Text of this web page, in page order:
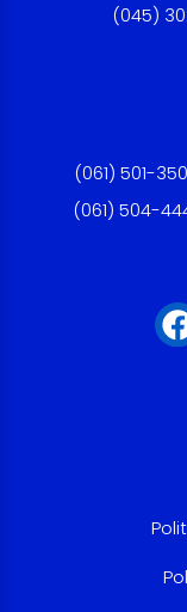
(045)
(061) 501-
(061) 504-